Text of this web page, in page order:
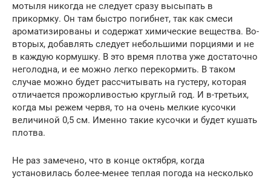
мотыля никогда не следует сразу высыпать в
прикормку. Он там быстро погибнет, так как смеси
ароматизированы и содержат химические вещества. Во-
вторых, добавлять следует небольшими порциями и не
в каждую кормушку. В это время плотва уже достаточно
неголодна, и ее можно легко перекормить. В таком
случае можно будет рассчитывать на густеру, которая
отличается прожорливостью круглый год. И в-третьих,
когда мы режем червя, то на очень мелкие кусочки
величиной 0,5 см. Именно такие кусочки и будет кушать
плотва.
Не раз замечено, что в конце октября, когда
установилась более-менее теплая погода на несколько